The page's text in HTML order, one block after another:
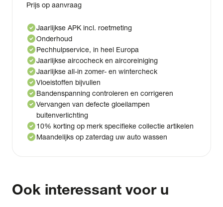
Prijs op aanvraag
check_circleJaarlijkse APK incl. roetmeting
check_circleOnderhoud
check_circlePechhulpservice, in heel Europa
check_circleJaarlijkse aircocheck en aircoreiniging
check_circleJaarlijkse all-in zomer- en wintercheck
check_circleVloeistoffen bijvullen
check_circleBandenspanning controleren en corrigeren
check_circleVervangen van defecte gloeilampen
buitenverlichting
check_circle10% korting op merk specifieke collectie artikelen
check_circleMaandelijks op zaterdag uw auto wassen
Ook interessant voor u